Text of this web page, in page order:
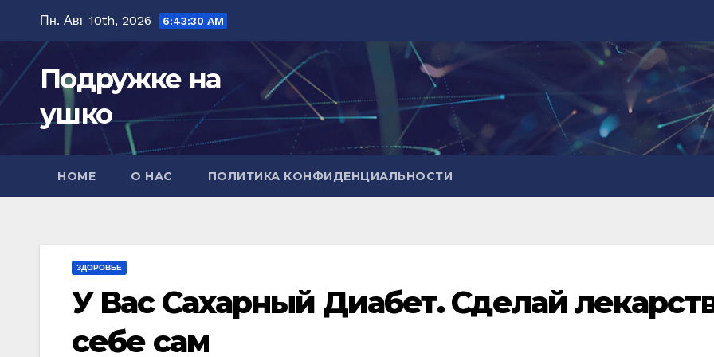
содержимому
Пн. Авг 10th, 2026 6:43:31 AM
Подружке на
ушко
HOME О НАС ПОЛИТИКА КОНФИДЕНЦИАЛЬНОСТИ
ЗДОРОВЬЕ
У Вас Сахарный Диабет. Сделай
себе сам